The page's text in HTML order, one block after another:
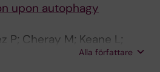
upon autophagy
P; Cheray M; Keane L;
Alla författare